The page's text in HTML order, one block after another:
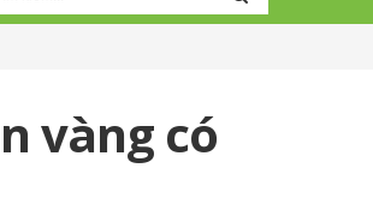
vàng có